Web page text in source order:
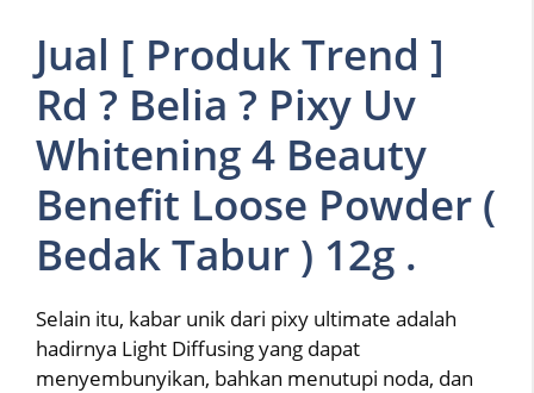
Jual [ Produk Trend ]
Rd ? Belia ? Pixy Uv
Whitening 4 Beauty
Benefit Loose Powder (
Bedak Tabur ) 12g .
Selain itu, kabar unik dari pixy ultimate adalah
hadirnya Light Diffusing yang dapat
menyembunyikan, bahkan menutupi noda, dan